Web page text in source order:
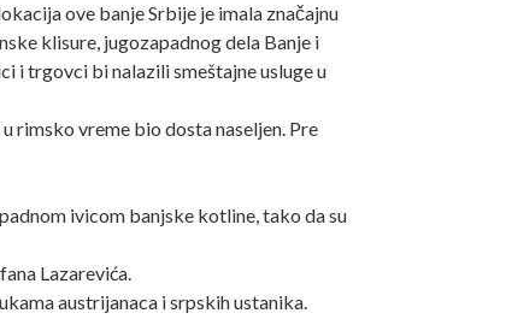
ove banje Srbije je imala značajnu
klisure, jugozapadnog dela Banje i
i trgovci bi nalazili smeštajne usluge u
rimsko vreme bio dosta naseljen. Pre
ivicom banjske kotline, tako da su
Lazarevića.
austrijanaca i srpskih ustanika.